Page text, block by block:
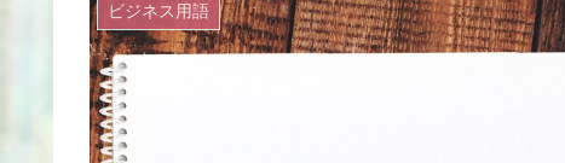
ビジネス用語